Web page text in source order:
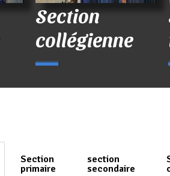
Section
collégienne
Section
primaire
section
secondaire